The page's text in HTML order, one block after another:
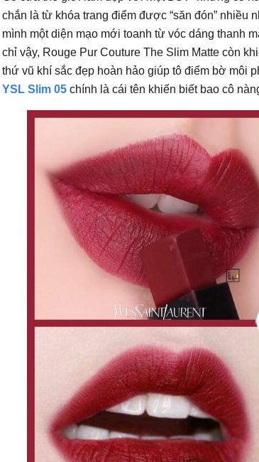
chắn là từ khóa trang điểm được “săn đón” nhiều
mình một diện mạo mới toanh từ vóc dáng thanh
chỉ vậy, Rouge Pur Couture The Slim Matte còn
thứ vũ khí sắc đẹp hoàn hảo giúp tô điểm bờ môi
YSL Slim 05chính là cái tên khiến biết bao cô